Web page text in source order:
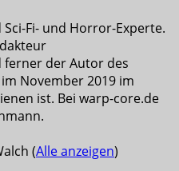
Fi- und Horror-Experte.
ferner der Autor des
im November 2019 im
ist. Bei warp-core.de
(Alle anzeigen)